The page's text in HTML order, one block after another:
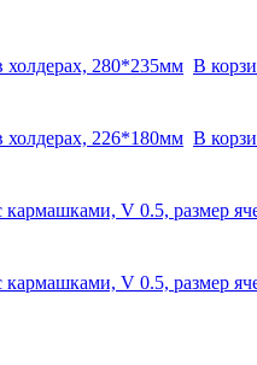
холдерах, 280*235мм В
холдерах, 226*180мм В
кармашками, V 0.5, размер
кармашками, V 0.5, размер